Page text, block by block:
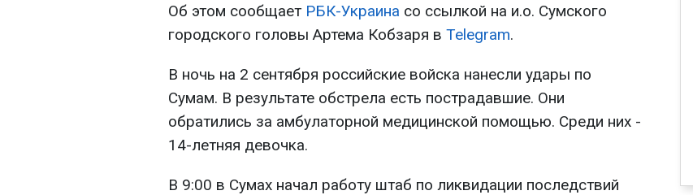
Об этом сообщает РБК-Украина со ссылкой на и.о. Сумского
городского головы Артема Кобзаря в Telegram.
В ночь на 2 сентября российские войска нанесли удары по
Сумам. В результате обстрела есть пострадавшие. Они
обратились за амбулаторной медицинской помощью. Среди них -
14-летняя девочка.
В 9:00 в Сумах начал работу штаб по ликвидации последствий